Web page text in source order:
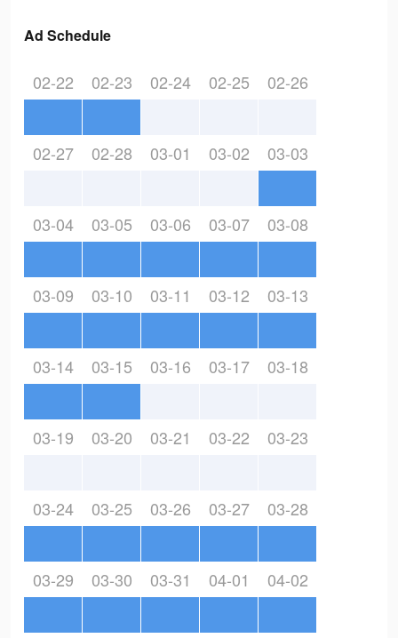
Ad Schedule
02-22 02-23 02-24 02-25 02-26
02-27 02-28 03-01 03-02 03-03
03-04 03-05 03-06 03-07 03-08
03-09 03-10 03-11 03-12 03-13
03-14 03-15 03-16 03-17 03-18
03-19 03-20 03-21 03-22 03-23
03-24 03-25 03-26 03-27 03-28
03-29 03-30 03-31 04-01 04-02